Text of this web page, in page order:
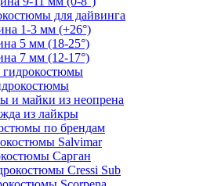
для дайвинга
1-3 мм (+26°)
5 мм (18-25°)
7 мм (12-17°)
гидрокостюмы
и майки из неопрена
из лайкры
по брендам
Salvimar
Сарган
Cressi Sub